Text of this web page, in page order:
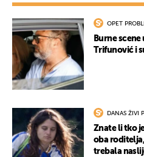
OPET
Burne
Trifunović i
DANAS ŽIVI
Znate li tko
oba
trebala